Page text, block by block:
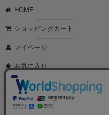
【これからご注文する場合】
願いします。
②宛名（空欄は上様は不可）
【すでにご注文が完了している
①お電話・メール・LINEにて
②後日、郵送にて領収書を送ら
HOME
ショッピングカート
マイページ
お気に入り
特定商取引法表示
ご利用案内